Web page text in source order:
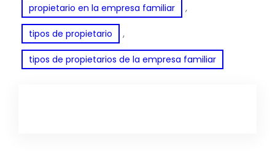
propietario en la empresa familiar ,
tipos de propietario ,
tipos de propietarios de la empresa familiar